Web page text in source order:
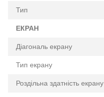
Тип
ЕКРАН
Діагональ екрану
Тип екрану
Роздільна здатність екрану